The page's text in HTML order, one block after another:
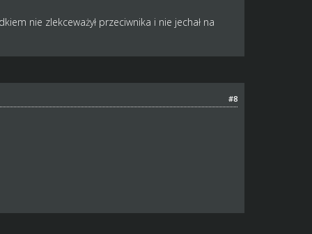
nie zlekceważył przeciwnika i nie jechał na
#8